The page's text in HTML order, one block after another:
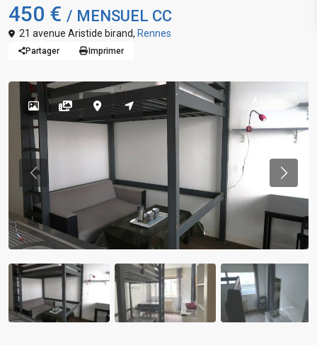
450 € / MENSUEL CC
21 avenue Aristide birand, Rennes
Partager Imprimer
Previous